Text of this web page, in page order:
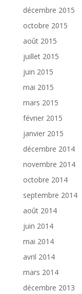
décembre 2015
octobre 2015
août 2015
juillet 2015
juin 2015
mai 2015
mars 2015
février 2015
janvier 2015
décembre 2014
novembre 2014
octobre 2014
septembre 2014
août 2014
juin 2014
mai 2014
avril 2014
mars 2014
décembre 2013